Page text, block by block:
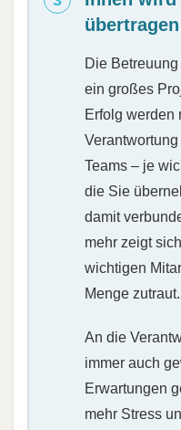
übertragen
Die
ein großes
Erfolg werden
Teams – je
die Sie
damit
mehr zeigt
wichtigen
Menge zutraut.
An die
immer auch
Erwartungen
mehr Stress